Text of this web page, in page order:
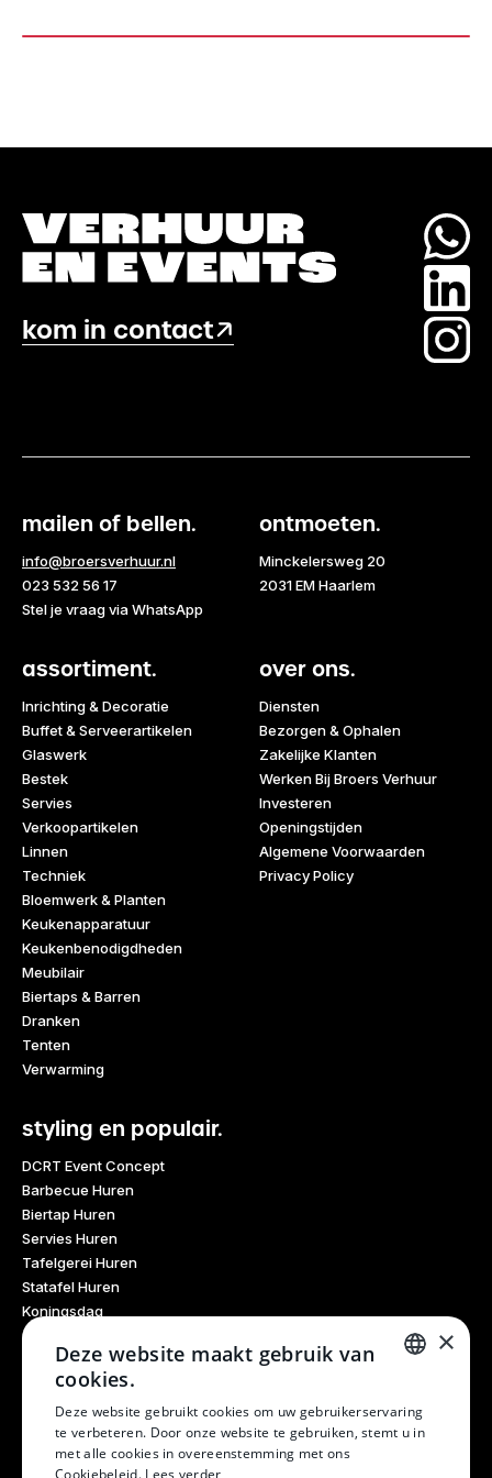
cm)
kom in contact
mailen of bellen.
info@broersverhuur.nl
023 532 56 17
Stel je vraag via WhatsApp
ontmoeten.
Minckelersweg 20
2031 EM Haarlem
assortiment.
Inrichting & Decoratie
Buffet & Serveerartikelen
Glaswerk
Bestek
Servies
Verkoopartikelen
Linnen
Techniek
Bloemwerk & Planten
Keukenapparatuur
Keukenbenodigdheden
Meubilair
Biertaps & Barren
Dranken
Tenten
Verwarming
over ons.
Diensten
Bezorgen & Ophalen
Zakelijke Klanten
Werken Bij Broers Verhuur
Investeren
Openingstijden
Algemene Voorwaarden
Privacy Policy
styling en populair.
DCRT Event Concept
Barbecue Huren
Biertap Huren
Servies Huren
Tafelgerei Huren
Statafel Huren
Koningsdag
Glaswerk Huren
Feestdagen
Haarlem Culinair
Evenementen Verhuur
Burendag
Oktoberfest
DUTCH
×
Deze website maakt gebruik van
cookies.
Deze website gebruikt cookies om uw gebruikerservaring
te verbeteren. Door onze website te gebruiken, stemt u in
met alle cookies in overeenstemming met ons
Cookiebeleid. Lees verder